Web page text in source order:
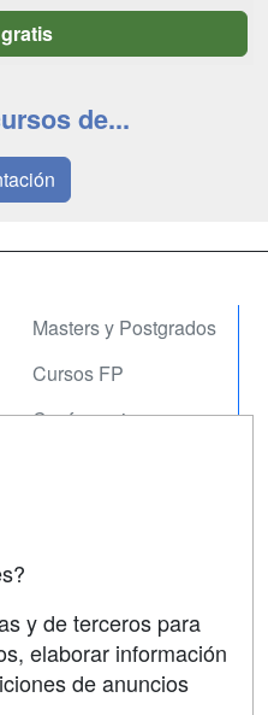
de...
Masters y Postgrados
Cursos FP
Conferencias
y de terceros para
elaborar información
de anuncios